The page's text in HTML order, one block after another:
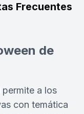
Frecuentes
de
a los
con temática